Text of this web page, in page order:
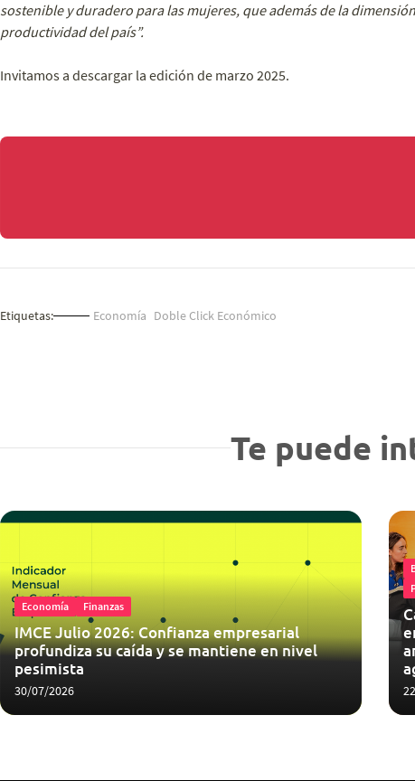
sostenible y duradero para las mujeres, que además de la
productividad del país”.
Invitamos a descargar la edición de marzo 2025.
Etiquetas: Economía Doble Click Económico
Te puede
Economía Finanzas
IMCE Julio 2026: Confianza empresarial
profundiza su caída y se mantiene en nivel
pesimista
30/07/2026